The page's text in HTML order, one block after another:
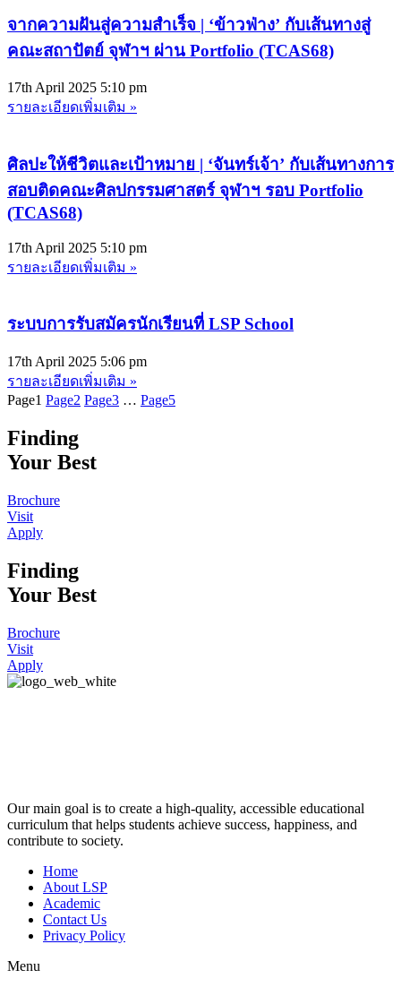
จากความฝันสู่ความสำเร็จ | ‘ข้าวฟ่าง’ กับเส้นทางสู่
คณะสถาปัตย์ จุฬาฯ ผ่าน Portfolio (TCAS68)
17th April 2025 5:10 pm
รายละเอียดเพิ่มเติม »
ศิลปะให้ชีวิตและเป้าหมาย | ‘จันทร์เจ้า’ กับเส้นทางการ
สอบติดคณะศิลปกรรมศาสตร์ จุฬาฯ รอบ Portfolio
(TCAS68)
17th April 2025 5:10 pm
รายละเอียดเพิ่มเติม »
ระบบการรับสมัครนักเรียนที่ LSP School
17th April 2025 5:06 pm
รายละเอียดเพิ่มเติม »
Page1 Page2 Page3 … Page5
Finding
Your Best
Brochure
Visit
Apply
Finding
Your Best
Brochure
Visit
Apply
Our main goal is to create a high-quality, accessible educational
curriculum that helps students achieve success, happiness, and
contribute to society.
Home
About LSP
Academic
Contact Us
Privacy Policy
Menu